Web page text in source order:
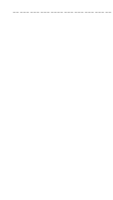
-----------------------------